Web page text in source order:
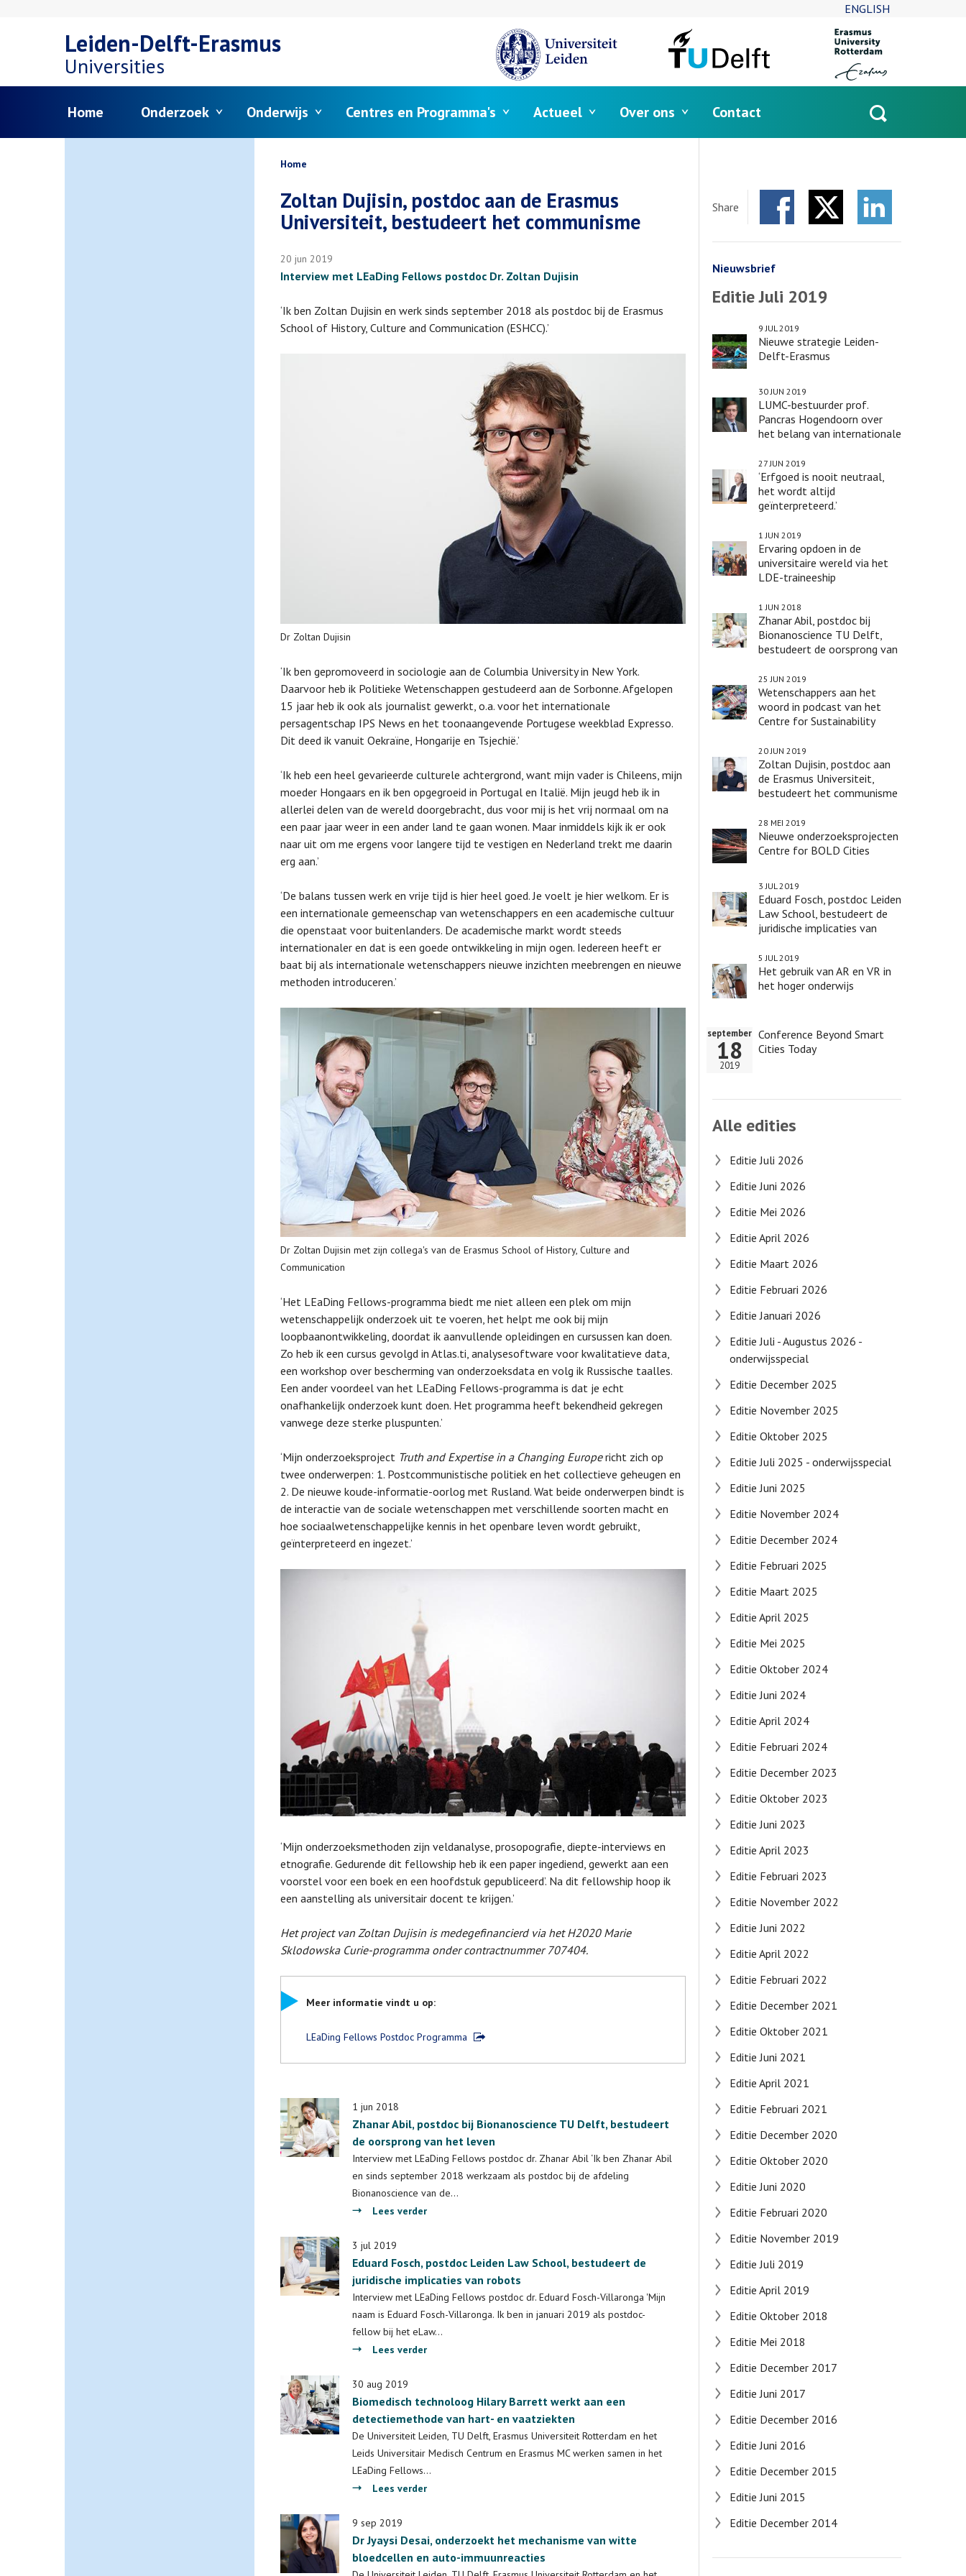
naar
ENGLISH
Leiden-Delft-Erasmus
Universities
Home Onderzoek Onderwijs Centres en Programma's Actueel Over ons Contact
Kruimelpad
Home
Zoltan Dujisin, postdoc aan de Erasmus
Universiteit, bestudeert het communisme
20 jun 2019
Interview met LEaDing Fellows postdoc Dr. Zoltan Dujisin
‘Ik ben Zoltan Dujisin en werk sinds september 2018 als postdoc bij de Erasmus
School of History, Culture and Communication (ESHCC).’
Dr Zoltan Dujisin
‘Ik ben gepromoveerd in sociologie aan de Columbia University in New York.
Daarvoor heb ik Politieke Wetenschappen gestudeerd aan de Sorbonne. Afgelopen
15 jaar heb ik ook als journalist gewerkt, o.a. voor het internationale
persagentschap IPS News en het toonaangevende Portugese weekblad Expresso.
Dit deed ik vanuit Oekraïne, Hongarije en Tsjechië.’
‘Ik heb een heel gevarieerde culturele achtergrond, want mijn vader is Chileens, mijn
moeder Hongaars en ik ben opgegroeid in Portugal en Italië. Mijn jeugd heb ik in
allerlei delen van de wereld doorgebracht, dus voor mij is het vrij normaal om na
een paar jaar weer in een ander land te gaan wonen. Maar inmiddels kijk ik er ook
naar uit om me ergens voor langere tijd te vestigen en Nederland trekt me daarin
erg aan.’
‘De balans tussen werk en vrije tijd is hier heel goed. Je voelt je hier welkom. Er is
een internationale gemeenschap van wetenschappers en een academische cultuur
die openstaat voor buitenlanders. De academische markt wordt steeds
internationaler en dat is een goede ontwikkeling in mijn ogen. Iedereen heeft er
baat bij als internationale wetenschappers nieuwe inzichten meebrengen en nieuwe
methoden introduceren.’
Dr Zoltan Dujisin met zijn collega's van de Erasmus School of History, Culture and
Communication
‘Het LEaDing Fellows-programma biedt me niet alleen een plek om mijn
wetenschappelijk onderzoek uit te voeren, het helpt me ook bij mijn
loopbaanontwikkeling, doordat ik aanvullende opleidingen en cursussen kan doen.
Zo heb ik een cursus gevolgd in Atlas.ti, analysesoftware voor kwalitatieve data,
een workshop over bescherming van onderzoeksdata en volg ik Russische taalles.
Een ander voordeel van het LEaDing Fellows-programma is dat je echt
onafhankelijk onderzoek kunt doen. Het programma heeft bekendheid gekregen
vanwege deze sterke pluspunten.’
‘Mijn onderzoeksproject Truth and Expertise in a Changing Europericht zich op
twee onderwerpen: 1. Postcommunistische politiek en het collectieve geheugen en
2. De nieuwe koude-informatie-oorlog met Rusland. Wat beide onderwerpen bindt is
de interactie van de sociale wetenschappen met verschillende soorten macht en
hoe sociaalwetenschappelijke kennis in het openbare leven wordt gebruikt,
geïnterpreteerd en ingezet.’
‘Mijn onderzoeksmethoden zijn veldanalyse, prosopografie, diepte-interviews en
etnografie. Gedurende dit fellowship heb ik een paper ingediend, gewerkt aan een
voorstel voor een boek en een hoofdstuk gepubliceerd’. Na dit fellowship hoop ik
een aanstelling als universitair docent te krijgen.’
Het project van Zoltan Dujisin is medegefinancierd via het H2020 Marie
Sklodowska Curie-programma onder contractnummer 707404.
Meer informatie vindt u op:
LEaDing Fellows Postdoc Programma
1 jun 2018
Zhanar Abil, postdoc bij Bionanoscience TU Delft, bestudeert
de oorsprong van het leven
Interview met LEaDing Fellows postdoc dr. Zhanar Abil ‘Ik ben Zhanar Abil
en sinds september 2018 werkzaam als postdoc bij de afdeling
Bionanoscience van de…
Lees verder
postdoc
bij
Bionanoscience
TU
Delft,
van
het
leven
3 jul 2019
Eduard Fosch, postdoc Leiden Law School, bestudeert de
juridische implicaties van robots
Interview met LEaDing Fellows postdoc dr. Eduard Fosch-Villaronga 'Mijn
naam is Eduard Fosch-Villaronga. Ik ben in januari 2019 als postdoc-
fellow bij het eLaw…
Lees verder
postdoc
Leiden
Law
School,
bestudeert
van
robots
30 aug 2019
Biomedisch technoloog Hilary Barrett werkt aan een
detectiemethode van hart- en vaatziekten
De Universiteit Leiden, TU Delft, Erasmus Universiteit Rotterdam en het
Leids Universitair Medisch Centrum en Erasmus MC werken samen in het
LEaDing Fellows…
Lees verder
Hilary
Barrett
9 sep 2019
Dr Jyaysi Desai, onderzoekt het mechanisme van witte
bloedcellen en auto-immuunreacties
Share
Nieuwsbrief
Editie Juli 2019
Nieuwe strategie Leiden-
Delft-Erasmus
9 JUL 2019
LUMC-bestuurder prof.
Pancras Hogendoorn over
het belang van internationale
30 JUN 2019
‘Erfgoed is nooit neutraal,
het wordt altijd
geïnterpreteerd.’
27 JUN 2019
Ervaring opdoen in de
universitaire wereld via het
LDE-traineeship
1 JUN 2019
Zhanar Abil, postdoc bij
Bionanoscience TU Delft,
bestudeert de oorsprong van
1 JUN 2018
Wetenschappers aan het
woord in podcast van het
Centre for Sustainability
25 JUN 2019
Zoltan Dujisin, postdoc aan
de Erasmus Universiteit,
bestudeert het communisme
20 JUN 2019
Nieuwe onderzoeksprojecten
Centre for BOLD Cities
28 MEI 2019
Eduard Fosch, postdoc Leiden
Law School, bestudeert de
juridische implicaties van
3 JUL 2019
Het gebruik van AR en VR in
het hoger onderwijs
5 JUL 2019
Conference Beyond Smart
Cities Today
september
18
2019
Alle edities
Editie Juli 2026
Editie Juni 2026
Editie Mei 2026
Editie April 2026
Editie Maart 2026
Editie Februari 2026
Editie Januari 2026
Editie Juli - Augustus 2026 -
onderwijsspecial
Editie December 2025
Editie November 2025
Editie Oktober 2025
Editie Juli 2025 - onderwijsspecial
Editie Juni 2025
Editie November 2024
Editie December 2024
Editie Februari 2025
Editie Maart 2025
Editie April 2025
Editie Mei 2025
Editie Oktober 2024
Editie Juni 2024
Editie April 2024
Editie Februari 2024
Editie December 2023
Editie Oktober 2023
Editie Juni 2023
Editie April 2023
Editie Februari 2023
Editie November 2022
Editie Juni 2022
Editie April 2022
Editie Februari 2022
Editie December 2021
Editie Oktober 2021
Editie Juni 2021
Editie April 2021
Editie Februari 2021
Editie December 2020
Editie Oktober 2020
Editie Juni 2020
Editie Februari 2020
Editie November 2019
Editie Juli 2019
Editie April 2019
Editie Oktober 2018
Editie Mei 2018
Editie December 2017
Editie Juni 2017
Editie December 2016
Editie Juni 2016
Editie December 2015
Editie Juni 2015
Editie December 2014